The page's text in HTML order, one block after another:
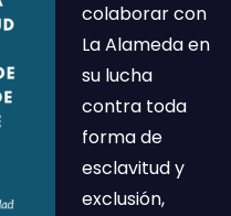
colaborar con
La Alameda en
su lucha
contra toda
forma de
esclavitud y
exclusión,